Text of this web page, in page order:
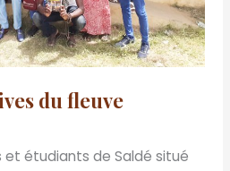
du fleuve
et étudiants de Saldé situé